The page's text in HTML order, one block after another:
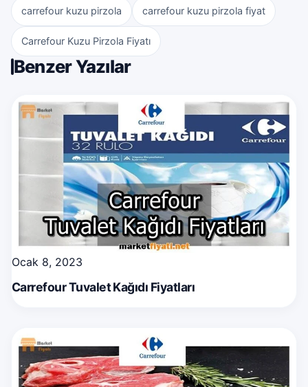
carrefour kuzu pirzola carrefour kuzu pirzola fiyat
Carrefour Kuzu Pirzola Fiyatı
Benzer Yazılar
Ocak 8, 2023
Carrefour Tuvalet Kağıdı Fiyatları